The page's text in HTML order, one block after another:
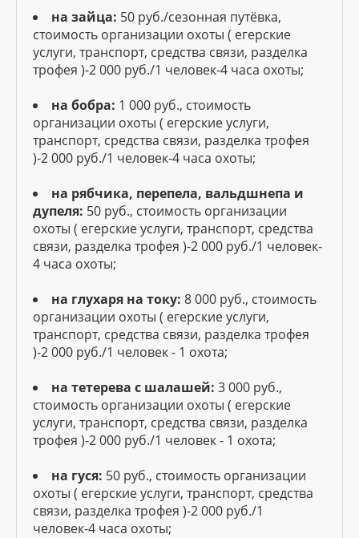
на зайца: 50 руб./сезонная путёвка,
стоимость организации охоты ( егерские
услуги, транспорт, средства связи, разделка
трофея )-2 000 руб./1 человек-4 часа охоты;
на бобра: 1 000 руб., стоимость
организации охоты ( егерские услуги,
транспорт, средства связи, разделка трофея
)-2 000 руб./1 человек-4 часа охоты;
на рябчика, перепела, вальдшнепа и
дупеля: 50 руб., стоимость организации
охоты ( егерские услуги, транспорт, средства
связи, разделка трофея )-2 000 руб./1 человек-
4 часа охоты;
на глухаря на току: 8 000 руб., стоимость
организации охоты ( егерские услуги,
транспорт, средства связи, разделка трофея
)-2 000 руб./1 человек - 1 охота;
на тетерева с шалашей: 3 000 руб.,
стоимость организации охоты ( егерские
услуги, транспорт, средства связи, разделка
трофея )-2 000 руб./1 человек - 1 охота;
на гуся: 50 руб., стоимость организации
охоты ( егерские услуги, транспорт, средства
связи, разделка трофея )-2 000 руб./1
человек-4 часа охоты;